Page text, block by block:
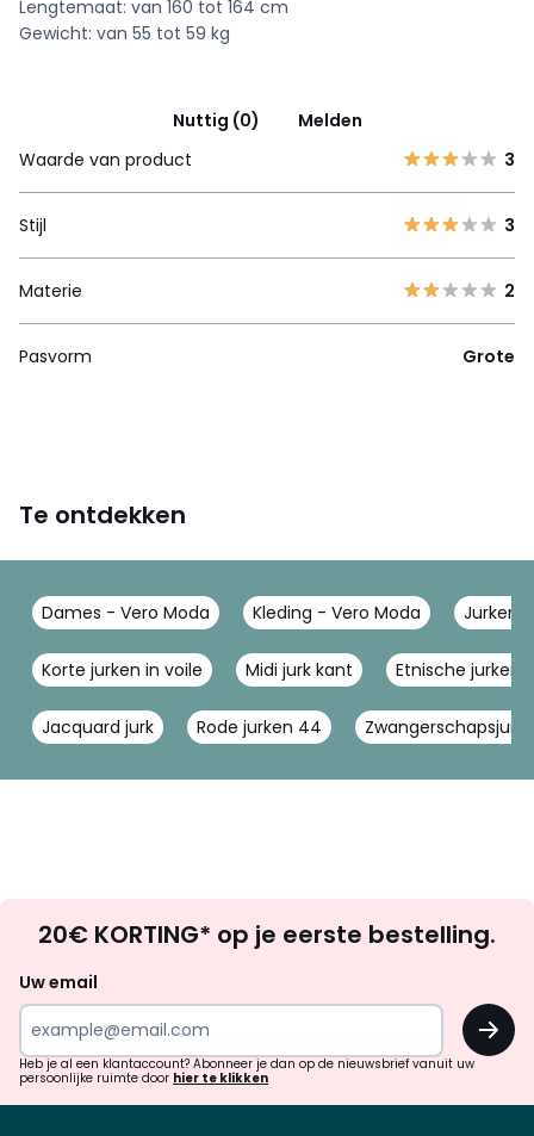
Lengtemaat: van 160 tot 164 cm
Gewicht: van 55 tot 59 kg
Nuttig (0)
Melden
Waarde van product
3
Stijl 3
Materie 2
Pasvorm Grote
Te ontdekken
Dames - Vero Moda Kleding - Vero Moda Jurken
Korte jurken in voile Midi jurk kant Etnische jurken
Jacquard jurk Rode jurken 44 Zwangerschapsjurk
zoek
inspiratie
verrassingen?
20€ KORTING* op je eerste bestelling.
Uw email
OK
Heb je al een klantaccount? Abonneer je dan op de nieuwsbrief vanuit uw
persoonlijke ruimte door hier te klikken